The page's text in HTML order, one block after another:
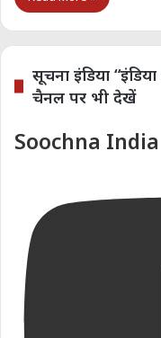
सूचना इंडिया
चैनल पर भी देखें
Soochna India